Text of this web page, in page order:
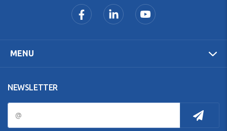
MENU
NEWSLETTER